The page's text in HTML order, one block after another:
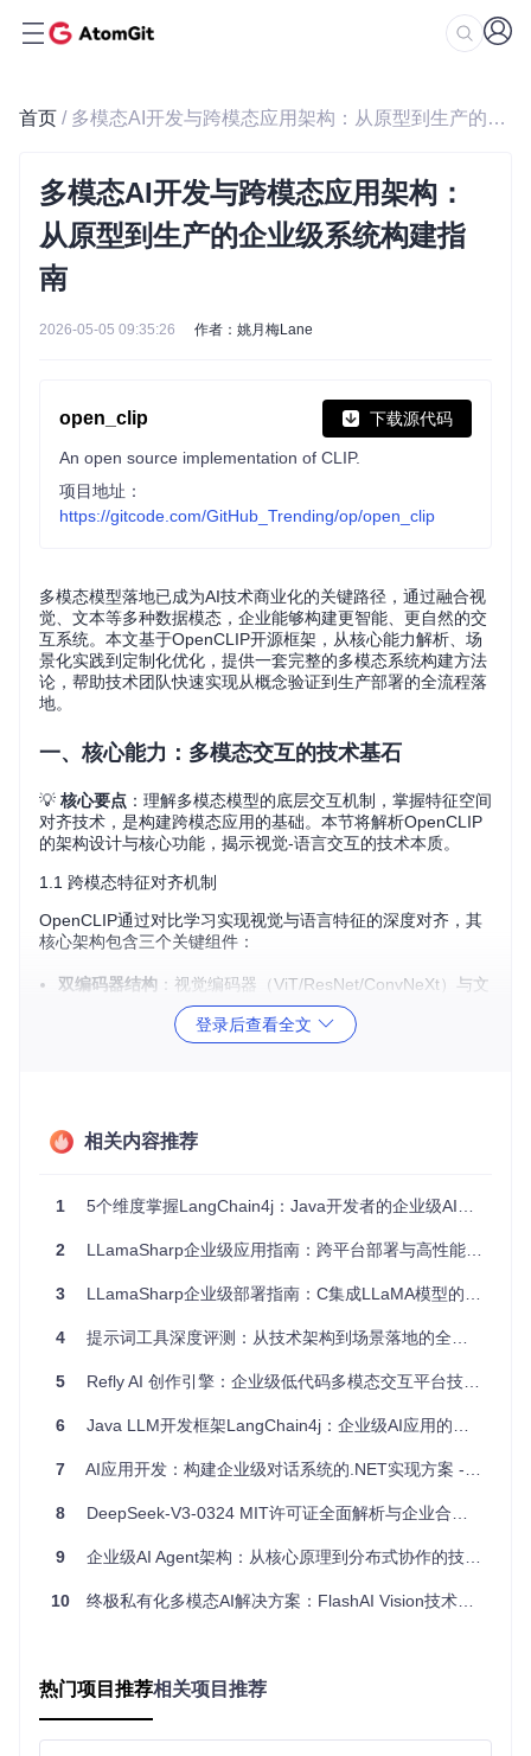
首页 / 多模态AI开发与跨模态应用架构：从原型到生产的企业级系统构建指南
多模态AI开发与跨模态应用架构：
从原型到生产的企业级系统构建指
南
2026-05-05 09:35:26 作者：姚月梅Lane
open_clip 下载源代码
An open source implementation of CLIP.
项目地址：
https://gitcode.com/GitHub_Trending/op/open_clip
多模态模型落地已成为AI技术商业化的关键路径，通过融合视
觉、文本等多种数据模态，企业能够构建更智能、更自然的交
互系统。本文基于OpenCLIP开源框架，从核心能力解析、场
景化实践到定制化优化，提供一套完整的多模态系统构建方法
论，帮助技术团队快速实现从概念验证到生产部署的全流程落
地。
一、核心能力：多模态交互的技术基石
💡 核心要点 ：理解多模态模型的底层交互机制，掌握特征空间
对齐技术，是构建跨模态应用的基础。本节将解析OpenCLIP
的架构设计与核心功能，揭示视觉-语言交互的技术本质。
1.1 跨模态特征对齐机制
OpenCLIP通过对比学习实现视觉与语言特征的深度对齐，其
核心架构包含三个关键组件：
双编码器结构 ：视觉编码器（ViT/ResNet/ConvNeXt）与文
本编码器（Transformer/XLM-RoBERTa）分别处理图像和
理，无需额外标注数据
图像与文本如何通过对比学习实现语义对齐
OpenCLIP支持多种模型架构组合，开发者可根据任务需求选
码器
文本编码器
景
性能特点
ViT-B/3
基础Transf
通用图像分
速度快，轻量级
ViT-L/1
大型Transf
高精度检索
特征表达强，计
eXt
RTa
态任务
1.2 核心功能与API设计
征编码和跨模态交互展开：
import open_clip
# 加载预训练模型与预处理工具
model, preprocess, _ =
登录后查看全文
相关内容推荐
1 5个维度掌握LangChain4j：Java开发者的企业级AI落地指南
2 LLamaSharp企业级应用指南：跨平台部署与高性能LLM集成方案
3 LLamaSharp企业级部署指南：C集成LLaMA模型的性能调优与实践路径
4 提示词工具深度评测：从技术架构到场景落地的全方位对比分析
5 Refly AI 创作引擎：企业级低代码多模态交互平台技术白皮书
6 Java LLM开发框架LangChain4j：企业级AI应用的全栈解决方案
7 AI应用开发：构建企业级对话系统的.NET实现方案 - 技术探索者指南
8 DeepSeek-V3-0324 MIT许可证全面解析与企业合规实战指南
9 企业级AI Agent架构：从核心原理到分布式协作的技术实践
10 终极私有化多模态AI解决方案：FlashAI Vision技术架构与部署指南
热门项目推荐相关项目推荐